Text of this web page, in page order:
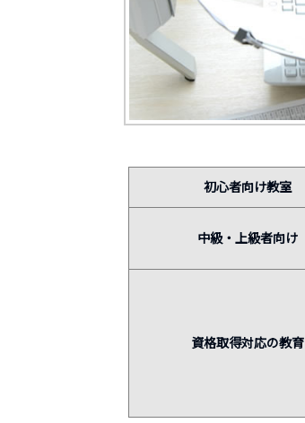
初心者向け教室
中級・上級者向け
資格取得対応の教育